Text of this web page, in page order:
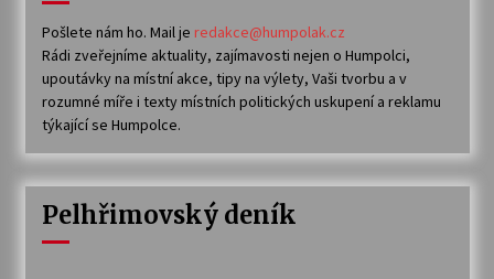
Pošlete nám ho. Mail je redakce@humpolak.cz
Rádi zveřejníme aktuality, zajímavosti nejen o Humpolci,
upoutávky na místní akce, tipy na výlety, Vaši tvorbu a v
rozumné míře i texty místních politických uskupení a reklamu
týkající se Humpolce.
Pelhřimovský deník